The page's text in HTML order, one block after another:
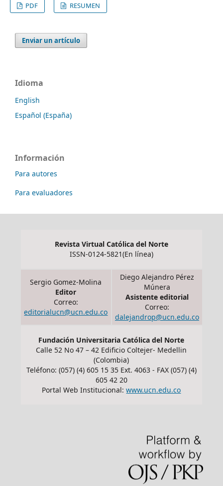
PDF
RESUMEN
Enviar un artículo
Idioma
English
Español (España)
Información
Para autores
Para evaluadores
Revista Virtual Católica del Norte
ISSN-0124-5821(En línea)
Sergio Gomez-Molina
Editor
Correo:
editorialucn@ucn.edu.co
Diego Alejandro Pérez
Múnera
Asistente editorial
Correo:
dalejandrop@ucn.edu.co
Fundación Universitaria Católica del Norte
Calle 52 No 47 – 42 Edificio Coltejer- Medellin
(Colombia)
Teléfono: (057) (4) 605 15 35 Ext. 4063 - FAX (057) (4)
605 42 20
Portal Web Institucional:www.ucn.edu.co